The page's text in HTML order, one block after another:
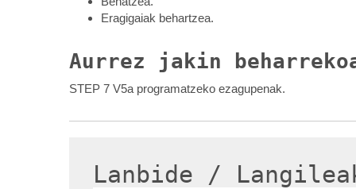
Eragigaiak behartzea.
Aurrez jakin
STEP 7 V5a programatzeko ezagupenak.
Lanbide /